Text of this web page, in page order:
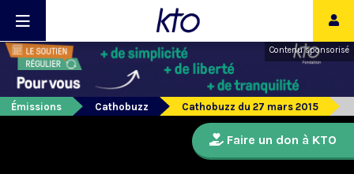
Contenu sponsorisé
Émissions Cathobuzz Cathobuzz du 27 mars 2015
Faire un don à KTO